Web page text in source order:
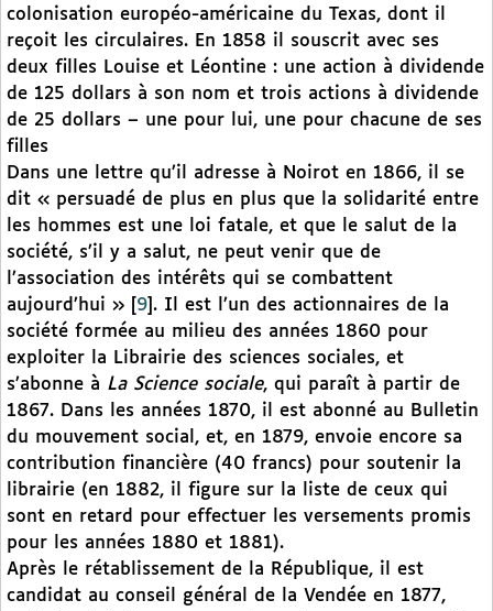
colonisation européo-américaine du Texas, dont il
reçoit les circulaires. En 1858 il souscrit avec ses
deux filles Louise et Léontine : une action à dividende
de 125 dollars à son nom et trois actions à dividende
de 25 dollars – une pour lui, une pour chacune de ses
filles
Dans une lettre qu’il adresse à Noirot en 1866, il se
dit « persuadé de plus en plus que la solidarité entre
les hommes est une loi fatale, et que le salut de la
société, s’il y a salut, ne peut venir que de
l’association des intérêts qui se combattent
aujourd’hui »
9 . Il est l’un des actionnaires de la
société formée au milieu des années 1860 pour
exploiter la Librairie des sciences sociales, et
s’abonne à La Science sociale, qui paraît à partir de
1867. Dans les années 1870, il est abonné au Bulletin
du mouvement social, et, en 1879, envoie encore sa
contribution financière (40 francs) pour soutenir la
librairie (en 1882, il figure sur la liste de ceux qui
sont en retard pour effectuer les versements promis
pour les années 1880 et 1881).
Après le rétablissement de la République, il est
candidat au conseil général de la Vendée en 1877,